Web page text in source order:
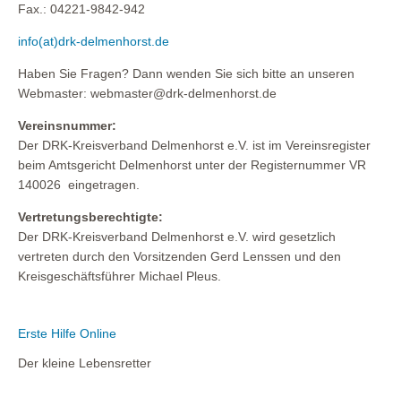
Fax.: 04221-9842-942
info(at)drk-delmenhorst.de
Haben Sie Fragen? Dann wenden Sie sich bitte an unseren
Webmaster: webmaster@drk-delmenhorst.de
Vereinsnummer:
Der DRK-Kreisverband Delmenhorst e.V. ist im Vereinsregister
beim Amtsgericht Delmenhorst unter der Registernummer VR
140026 eingetragen.
Vertretungsberechtigte:
Der DRK-Kreisverband Delmenhorst e.V. wird gesetzlich
vertreten durch den Vorsitzenden Gerd Lenssen und den
Kreisgeschäftsführer Michael Pleus.
Erste Hilfe Online
Der kleine Lebensretter